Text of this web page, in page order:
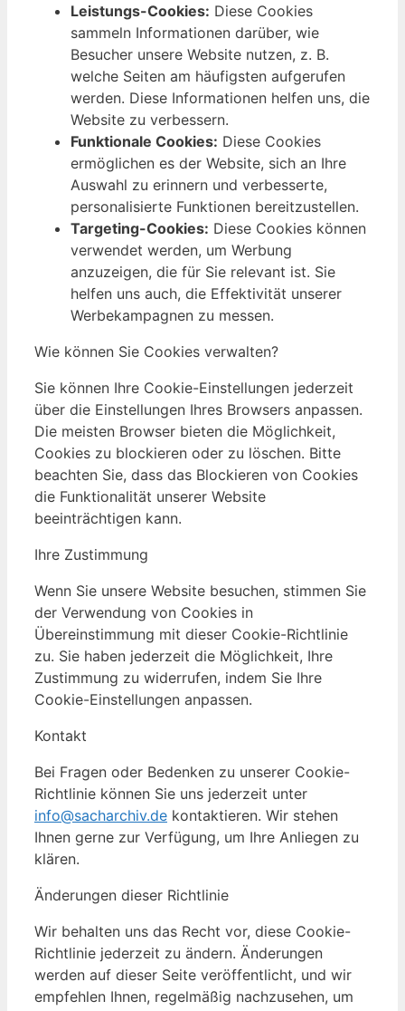
Leistungs-Cookies: Diese Cookies
sammeln Informationen darüber, wie
Besucher unsere Website nutzen, z. B.
welche Seiten am häufigsten aufgerufen
werden. Diese Informationen helfen uns, die
Website zu verbessern.
Funktionale Cookies: Diese Cookies
ermöglichen es der Website, sich an Ihre
Auswahl zu erinnern und verbesserte,
personalisierte Funktionen bereitzustellen.
Targeting-Cookies: Diese Cookies können
verwendet werden, um Werbung
anzuzeigen, die für Sie relevant ist. Sie
helfen uns auch, die Effektivität unserer
Werbekampagnen zu messen.
Wie können Sie Cookies verwalten?
Sie können Ihre Cookie-Einstellungen jederzeit
über die Einstellungen Ihres Browsers anpassen.
Die meisten Browser bieten die Möglichkeit,
Cookies zu blockieren oder zu löschen. Bitte
beachten Sie, dass das Blockieren von Cookies
die Funktionalität unserer Website
beeinträchtigen kann.
Ihre Zustimmung
Wenn Sie unsere Website besuchen, stimmen Sie
der Verwendung von Cookies in
Übereinstimmung mit dieser Cookie-Richtlinie
zu. Sie haben jederzeit die Möglichkeit, Ihre
Zustimmung zu widerrufen, indem Sie Ihre
Cookie-Einstellungen anpassen.
Kontakt
Bei Fragen oder Bedenken zu unserer Cookie-
Richtlinie können Sie uns jederzeit unter
info@sacharchiv.de kontaktieren. Wir stehen
Ihnen gerne zur Verfügung, um Ihre Anliegen zu
klären.
Änderungen dieser Richtlinie
Wir behalten uns das Recht vor, diese Cookie-
Richtlinie jederzeit zu ändern. Änderungen
werden auf dieser Seite veröffentlicht, und wir
empfehlen Ihnen, regelmäßig nachzusehen, um